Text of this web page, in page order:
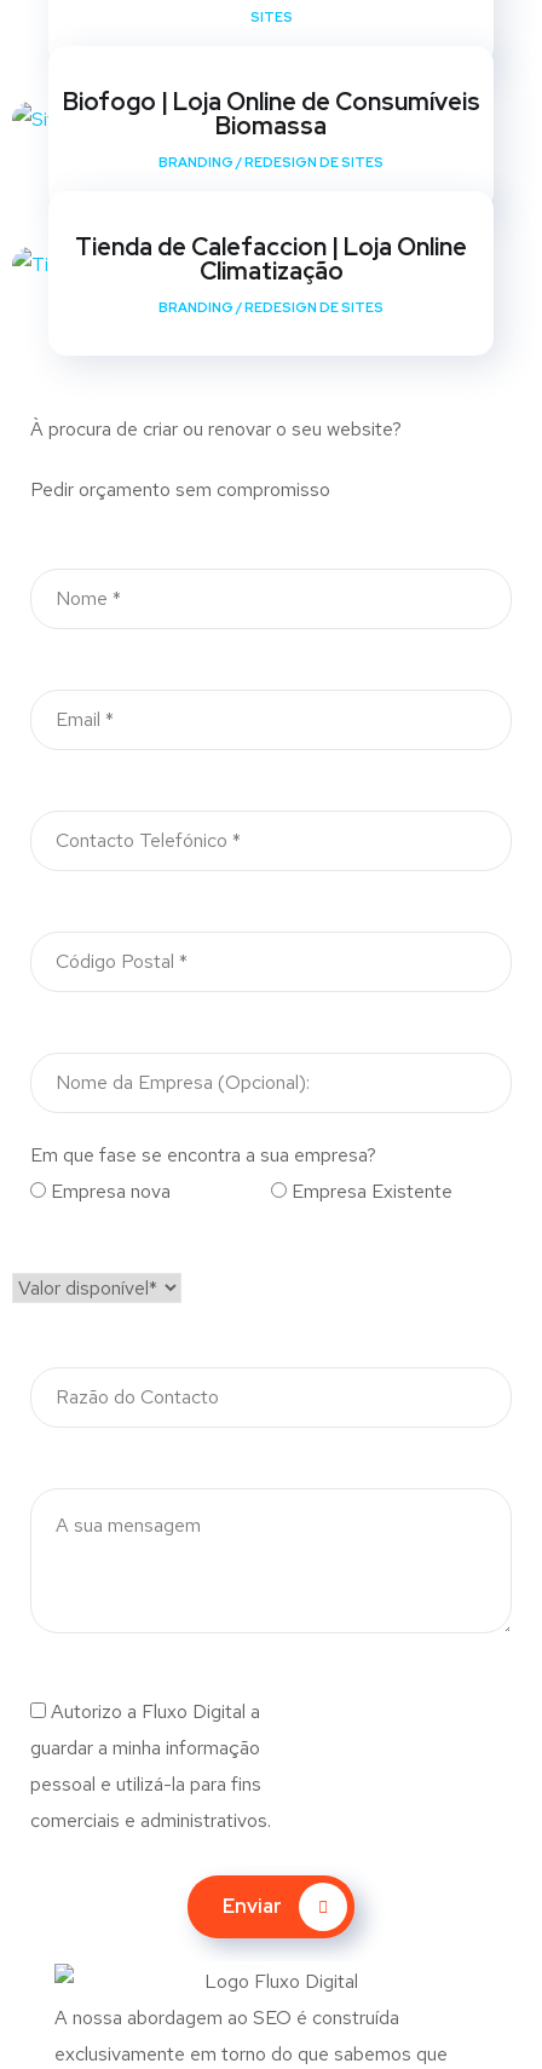
SITES
Biofogo | Loja Online de Consumíveis
Biomassa
BRANDING /REDESIGN DE SITES
Tienda de Calefaccion | Loja Online
Climatização
BRANDING /REDESIGN DE SITES
À procura de criar ou renovar o seu website?
Pedir orçamento sem compromisso
Em que fase se encontra a sua empresa?
Empresa nova
Empresa Existente
Autorizo a Fluxo Digital a
guardar a minha informação
pessoal e utilizá-la para fins
comerciais e administrativos.
Enviar
A nossa abordagem ao SEO é construída
exclusivamente em torno do que sabemos que